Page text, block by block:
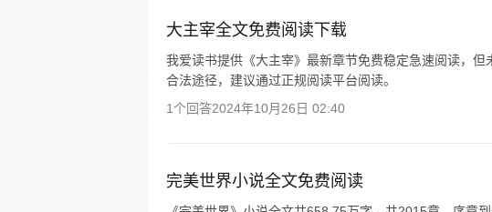
星球，走向了宇宙
大主宰全文免费阅读下载
我爱读书提供《大主宰》最新章节免费稳定急速阅读，
合法途径，建议通过正规阅读平台阅读。
1个回答2024年10月26日 02:40
完美世界小说全文免费阅读